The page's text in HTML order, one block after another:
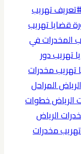
تعريف تهريب
قضايا تهريب
المخدرات في
تهريب دور
مخدرات
المراحل
الرياض خطوات
الرياض
مخدرات